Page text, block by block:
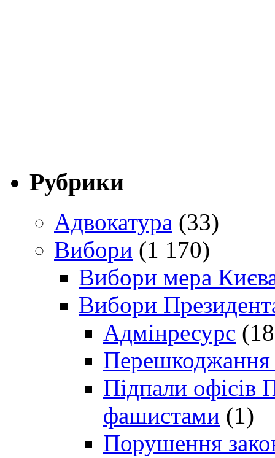
Рубрики
Адвокатура (33)
Вибори (1 170)
Вибори мера
Вибори
Адмінресурс
Перешкоджання
Підпали офісів
фашистами (1)
Порушення